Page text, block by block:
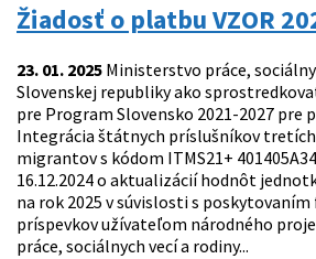
Žiadosť o platbu VZOR
23. 01. 2025 Ministerstvo práce,
Slovenskej republiky ako
pre Program Slovensko 2021-2027 pre
Integrácia štátnych príslušníkov
migrantov s kódom ITMS21+
16.12.2024 o aktualizácií hodnôt
na rok 2025 v súvislosti s
príspevkov užívateľom národného
práce, sociálnych vecí a rodiny...